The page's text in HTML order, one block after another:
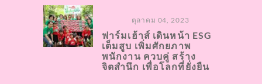
ตุลาคม 04, 2023
ฟาร์มเฮ้าส์ เดินหน้า ESG
เต็มสูบ เพิ่มศักยภาพ
พนักงาน ควบคู่ สร้าง
จิตสำนึก เพื่อโลกที่ยั่งยืน